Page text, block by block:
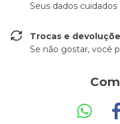
Seus dados
Trocas e
Se não gostar, você